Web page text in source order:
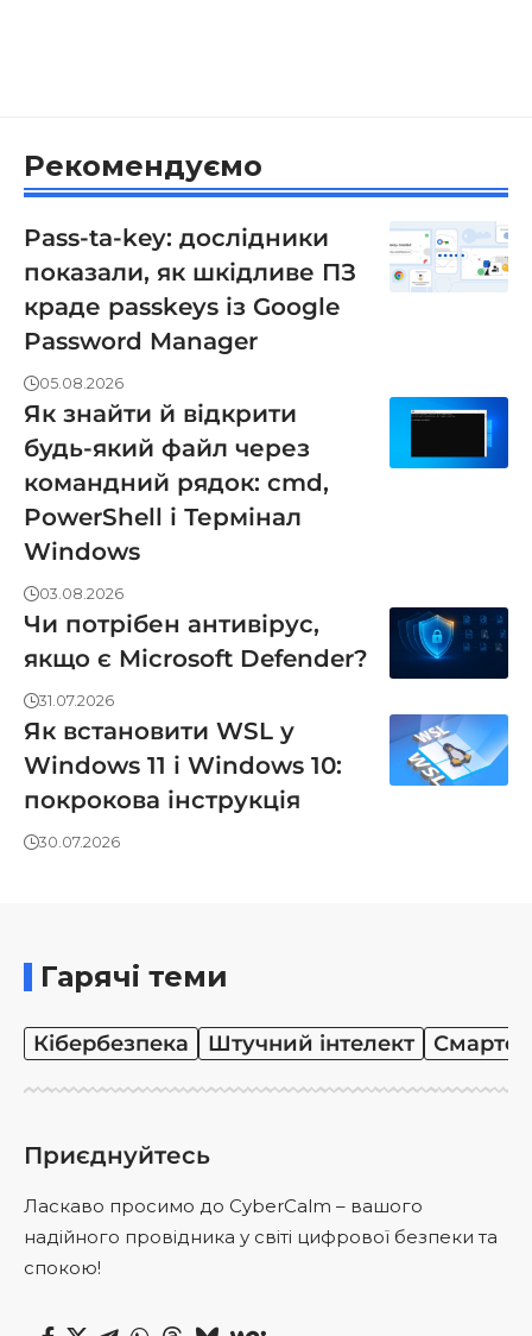
Рекомендуємо
Pass-ta-key: дослідники
показали, як шкідливе ПЗ
краде passkeys із Google
Password Manager
05.08.2026
Як знайти й відкрити
будь-який файл через
командний рядок: cmd,
PowerShell і Термінал
Windows
03.08.2026
Чи потрібен антивірус,
якщо є Microsoft Defender?
31.07.2026
Як встановити WSL у
Windows 11 і Windows 10:
покрокова інструкція
30.07.2026
Гарячі теми
Кібербезпека Штучний інтелект
Приєднуйтесь
Ласкаво просимо до CyberCalm – вашого
надійного провідника у світі цифрової безпеки та
спокою!